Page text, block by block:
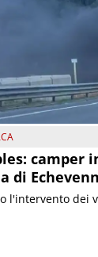
camper
di
l'intervento dei